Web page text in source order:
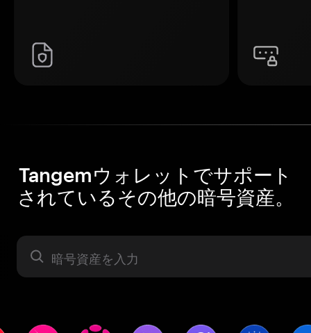
Tangemウォレットでサポート
されているその他の暗号資産。
暗号資産